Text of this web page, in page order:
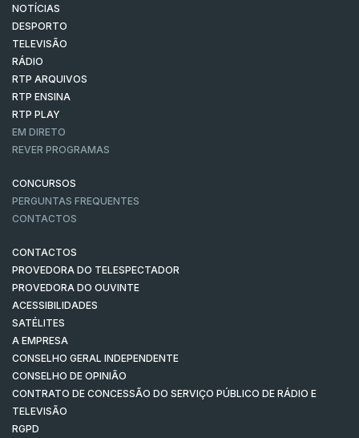
NOTÍCIAS
DESPORTO
TELEVISÃO
RÁDIO
RTP ARQUIVOS
RTP ENSINA
RTP PLAY
EM DIRETO
REVER PROGRAMAS
CONCURSOS
PERGUNTAS FREQUENTES
CONTACTOS
CONTACTOS
PROVEDORA DO TELESPECTADOR
PROVEDORA DO OUVINTE
ACESSIBILIDADES
SATÉLITES
A EMPRESA
CONSELHO GERAL INDEPENDENTE
CONSELHO DE OPINIÃO
CONTRATO DE CONCESSÃO DO SERVIÇO PÚBLICO DE RÁDIO E
TELEVISÃO
RGPD